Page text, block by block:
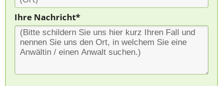
Ihre Nachricht*